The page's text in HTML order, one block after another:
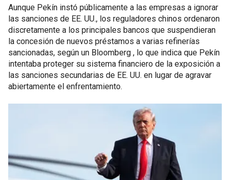
Aunque Pekín instó públicamente a las empresas a ignorar
las sanciones de EE. UU., los reguladores chinos ordenaron
discretamente a los principales bancos que suspendieran
la concesión de nuevos préstamos a varias refinerías
sancionadas, según un Bloomberg , lo que indica que Pekín
intentaba proteger su sistema financiero de la exposición a
las sanciones secundarias de EE. UU. en lugar de agravar
abiertamente el enfrentamiento.